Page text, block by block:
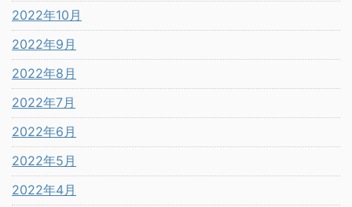
2022年10月
2022年9月
2022年8月
2022年7月
2022年6月
2022年5月
2022年4月